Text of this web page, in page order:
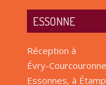
ESSONNE
Réception à
Évry-
Essonnes, à